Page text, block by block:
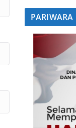
PARIWARA